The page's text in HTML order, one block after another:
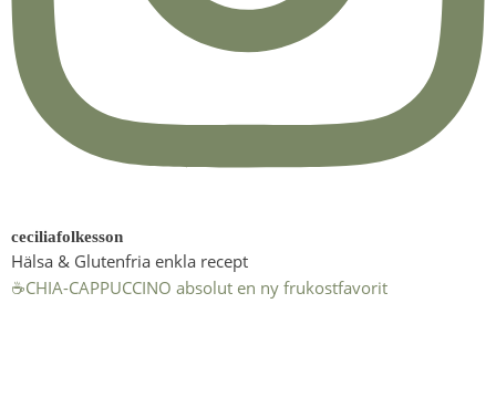
ceciliafolkesson
Hälsa & Glutenfria enkla recept
☕️CHIA-CAPPUCCINO absolut en ny frukostfavorit